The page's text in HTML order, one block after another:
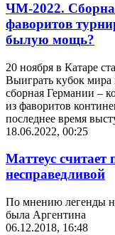
ЧМ-2022.
фаворитов
былую мощь?
20 ноября в Катаре
Выиграть кубок мира
сборная Германии –
из фаворитов
последнее время
18.06.2022, 00:25
Маттеус
несправедливой
По мнению легенды
была Аргентина
06.12.2018, 16:48